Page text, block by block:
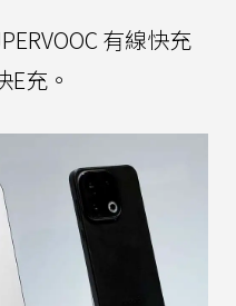
有線快充
E充。